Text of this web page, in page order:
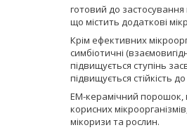
готовий до
що містить додаткові
Крім ефективних
симбіотичні
підвищується ступінь
підвищується стійкість
ЕМ-керамічний порошок,
корисних
мікоризи та рослин.